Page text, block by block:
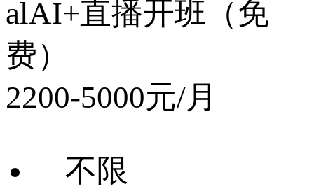
alAI+直播开班（免
费）
2200-5000元/月
不限